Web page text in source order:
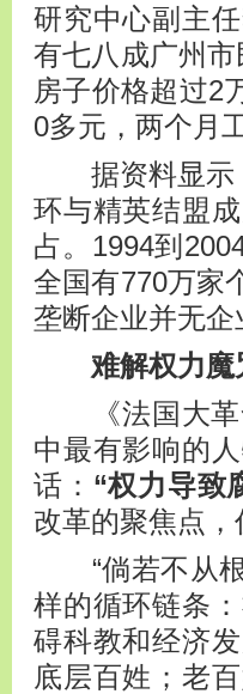
研究中心副主
有七八成广州
房子价格超过2
0多元，两个月
据资料显示，
环与精英结盟
占。1994到
全国有770万家
垄断企业并无
难解权力魔
《法国大革
中最有影响的
话： “权力导致
改革的聚焦点
“倘若不从根
样的循环链条
碍科教和经济
底层百姓；老